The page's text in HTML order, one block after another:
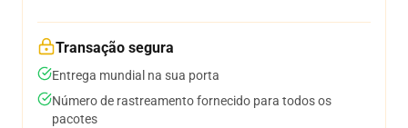
Transação segura
Entrega mundial na sua porta
Número de rastreamento fornecido para todos os
pacotes